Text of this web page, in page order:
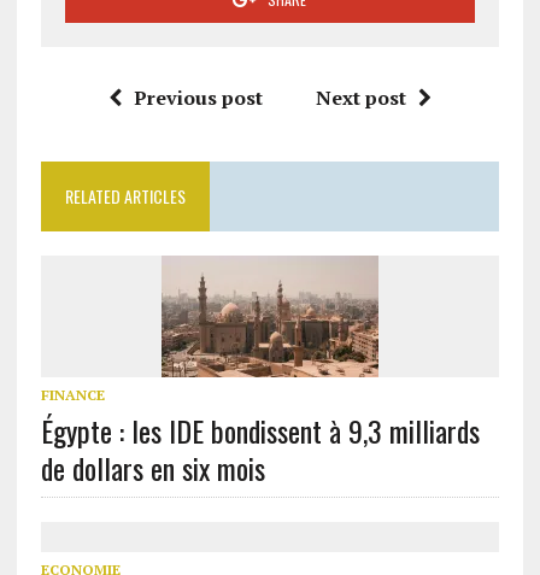
Previous post Next post
RELATED ARTICLES
FINANCE
Égypte : les IDE bondissent à 9,3 milliards
de dollars en six mois
ECONOMIE